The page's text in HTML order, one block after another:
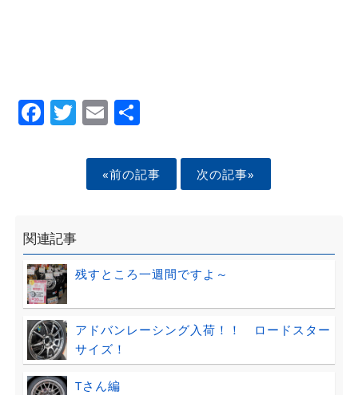
Facebook
Twitter
EmailShare
«前の記事 次の記事»
関連記事
残すところ一週間ですよ～
アドバンレーシング入荷！！ ロードスター
サイズ！
Tさん編